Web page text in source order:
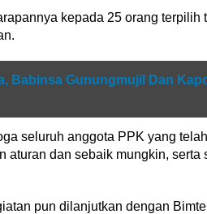
kepada 25 orang terpilih
Babinsa Gunungmujil Dan
seluruh anggota PPK yang
aturan dan sebaik mungkin, serta
pun dilanjutkan dengan